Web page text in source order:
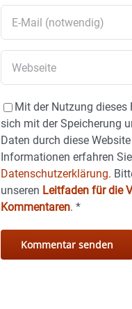
Mit der Nutzung dieses
sich mit der Speicherung
Daten durch diese
Informationen erfahren
Datenschutzerklärung.
unseren Leitfaden für die
Kommentaren.*